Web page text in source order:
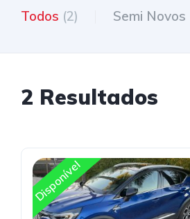
Todos (2) Semi Novos
2 Resultados
Disponível